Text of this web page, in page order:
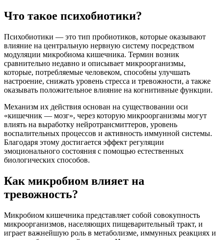
Что такое психобиотики?
Психобиотики — это тип пробиотиков, которые оказывают
влияние на центральную нервную систему посредством
модуляции микробиома кишечника. Термин возник
сравнительно недавно и описывает микроорганизмы,
которые, потребляемые человеком, способны улучшать
настроение, снижать уровень стресса и тревожности, а также
оказывать положительное влияние на когнитивные функции.
Механизм их действия основан на существовании оси
«кишечник — мозг», через которую микроорганизмы могут
влиять на выработку нейротрансмиттеров, уровень
воспалительных процессов и активность иммунной системы.
Благодаря этому достигается эффект регуляции
эмоционального состояния с помощью естественных
биологических способов.
Как микробиом влияет на
тревожность?
Микробиом кишечника представляет собой совокупность
микроорганизмов, населяющих пищеварительный тракт, и
играет важнейшую роль в метаболизме, иммунных реакциях и